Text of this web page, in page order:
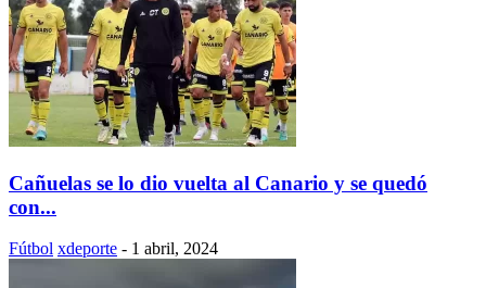
Cañuelas se lo dio vuelta al Canario y se quedó
con...
Fútbol xdeporte - 1 abril, 2024